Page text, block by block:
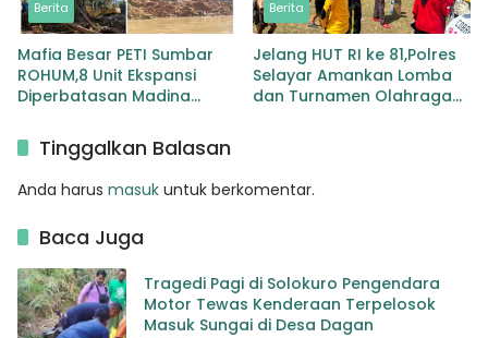
Berita
Mafia Besar PETI Sumbar
ROHUM,8 Unit Ekspansi
Diperbatasan Madina
Berita
Jelang HUT RI ke 81,Polres
Selayar Amankan Lomba
dan Turnamen Olahraga
Tinggalkan Balasan
Anda harus masuk untuk berkomentar.
Baca Juga
Tragedi Pagi di Solokuro Pengendara
Motor Tewas Kenderaan Terpelosok
Masuk Sungai di Desa Dagan